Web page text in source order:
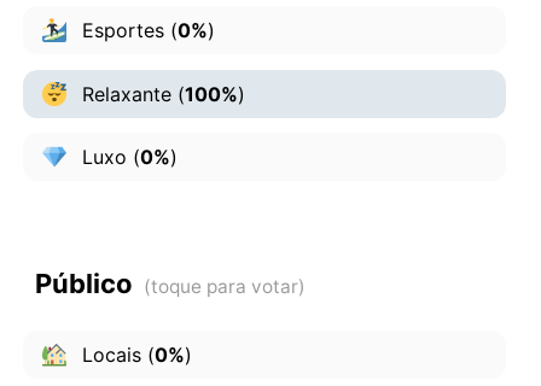
Esportes(0%)
Relaxante(100%)
Luxo (0%)
Público
Locais(0%)